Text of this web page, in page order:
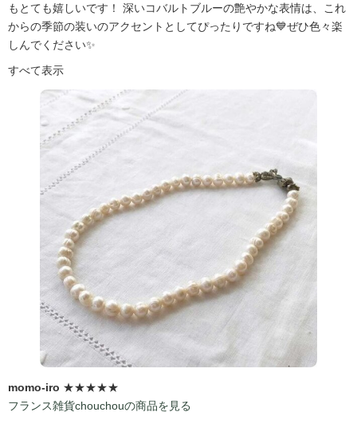
もとても嬉しいです！ 深いコバルトブルーの艶やかな表情は、これ
からの季節の装いのアクセントとしてぴったりですね💙ぜひ色々楽
しんでください✨
すべて表示
momo-iro ★★★★★
フランス雑貨chouchouの商品を見る